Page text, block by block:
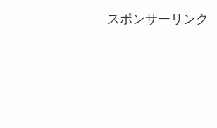
スポンサーリンク